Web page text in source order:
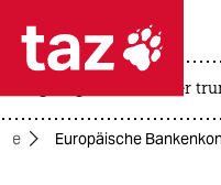
 taz
taz
usa unter
Europäische